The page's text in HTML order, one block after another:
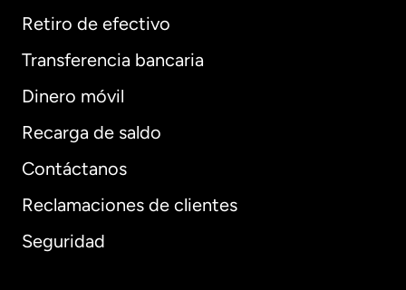
Retiro de efectivo
Transferencia bancaria
Dinero móvil
Recarga de saldo
Contáctanos
Reclamaciones de clientes
Seguridad